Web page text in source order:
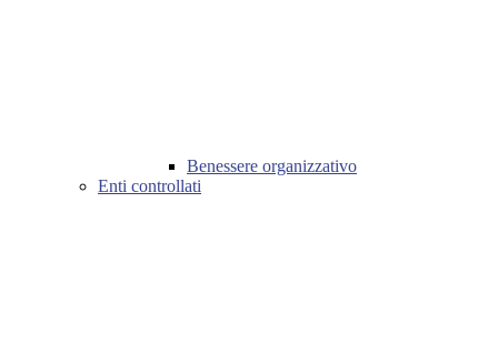
Benessere organizzativo
Enti controllati